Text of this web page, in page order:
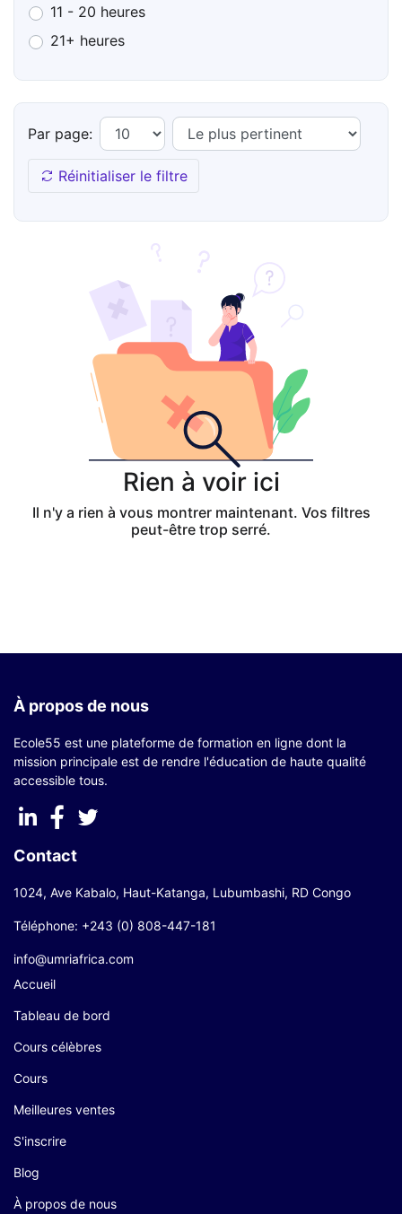
11 - 20 heures
21+ heures
Par page:
Réinitialiser le filtre
Rien à voir ici
Il n'y a rien à vous montrer maintenant. Vos filtres
peut-être trop serré.
À propos de nous
Ecole55 est une plateforme de formation en ligne dont la
mission principale est de rendre l'éducation de haute qualité
accessible tous.
Contact
1024, Ave Kabalo, Haut-Katanga, Lubumbashi, RD Congo
Téléphone: +243 (0) 808-447-181
info@umriafrica.com
Accueil
Tableau de bord
Cours célèbres
Cours
Meilleures ventes
S'inscrire
Blog
À propos de nous